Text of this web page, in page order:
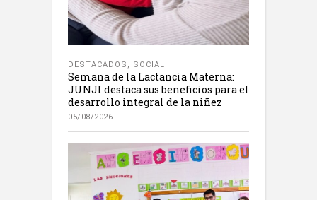
DESTACADOS , SOCIAL
Semana de la Lactancia Materna:
JUNJI destaca sus beneficios para el
desarrollo integral de la niñez
05/08/2026